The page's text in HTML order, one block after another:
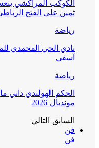
الكوكب المراكشي
ثمين على الفتح
رياضة
نادي الحي المحمدي
آسفي
رياضة
الحكم الهولندي داني
مونديال 2026
السابق التالي
فن
فن